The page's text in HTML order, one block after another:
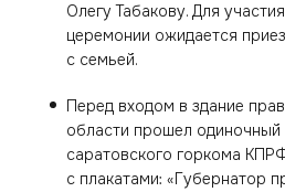
Олегу Табакову. Для
церемонии ожидается
с семьей.
Перед входом в здание
области прошел одиночный
саратовского горкома
с плакатами: «Губернатор